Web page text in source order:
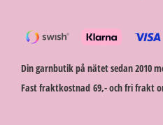
Din garnbutik på nätet sedan 2010
Fast fraktkostnad 69,- och fri frakt